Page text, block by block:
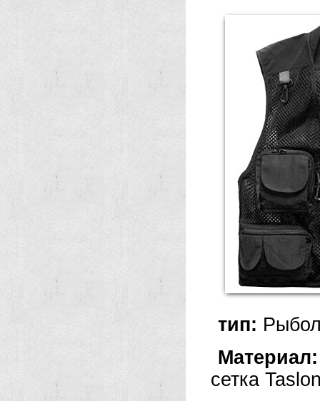
тип:
Материал:
сетка